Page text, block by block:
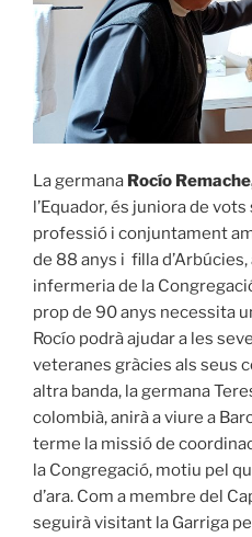
La germana Rocío
l’Equador, és juniora de
professió i conjuntament
de 88 anys i filla
infermeria de la
prop de 90 anys necessita
Rocío podrà ajudar a les
veteranes gràcies als seus
altra banda, la germana
colombià, anirà a viure a
terme la missió de
la Congregació, motiu pel
d’ara. Com a membre del
seguirà visitant la Garriga